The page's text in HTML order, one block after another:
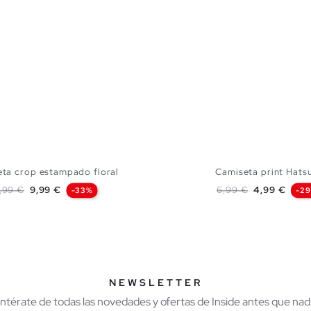
crop estampado floral
base
€ Precio
9,99 € -33%
Camiseta print
Precio base
6,99 € Precio
4,99 € -
NEWSLETTER
de todas las novedades y ofertas de Inside antes que